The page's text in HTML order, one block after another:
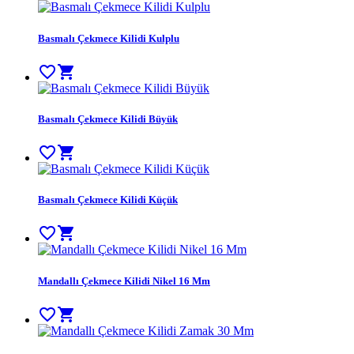
Basmalı Çekmece Kilidi Kulplu
favorite_bordershopping_cart
Basmalı Çekmece Kilidi Büyük
favorite_bordershopping_cart
Basmalı Çekmece Kilidi Küçük
favorite_bordershopping_cart
Mandallı Çekmece Kilidi Nikel 16 Mm
favorite_bordershopping_cart